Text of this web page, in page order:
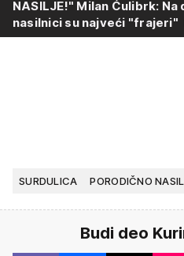
NASILJE!" Milan Ćulibrk:
nasilnici su najveći "frajeri"
SURDULICA PORODIČNO
Budi deo